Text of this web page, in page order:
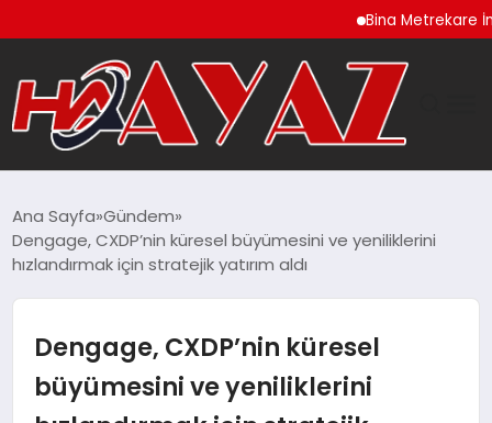
Bina Metrekare İnşaat
DÜNYA
EKONOMI
Ana Sayfa Gündem
Dengage, CXDP’nin küresel büyümesini ve yeniliklerini
hızlandırmak için stratejik yatırım aldı
Dengage, CXDP’nin küresel
büyümesini ve yeniliklerini